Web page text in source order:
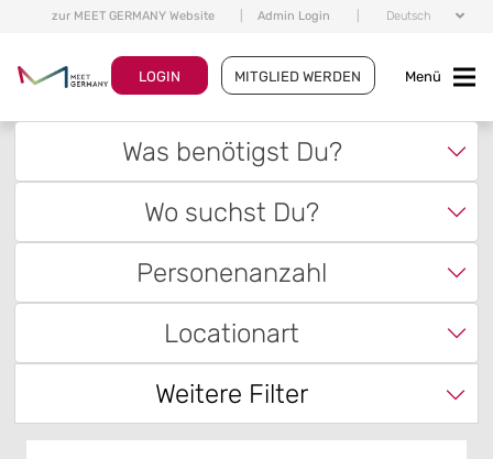
zur MEET GERMANY Website Admin Login Deutsch
LOGIN MITGLIED WERDEN Menü
Was benötigst Du?
Wo suchst Du?
Personenanzahl
Locationart
Weitere Filter